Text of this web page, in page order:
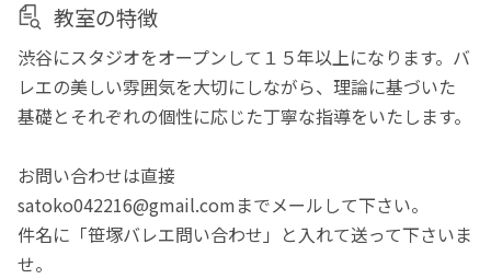
教室の特徴
渋谷にスタジオをオープンして１５年以上になります。バ
レエの美しい雰囲気を大切にしながら、理論に基づいた
基礎とそれぞれの個性に応じた丁寧な指導をいたします。
お問い合わせは直接
satoko042216@gmail.comまでメールして下さい。
件名に「笹塚バレエ問い合わせ」と入れて送って下さいま
せ。